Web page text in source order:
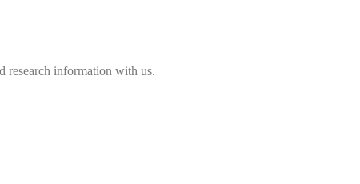
research information with us.